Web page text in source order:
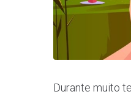
Durante muito